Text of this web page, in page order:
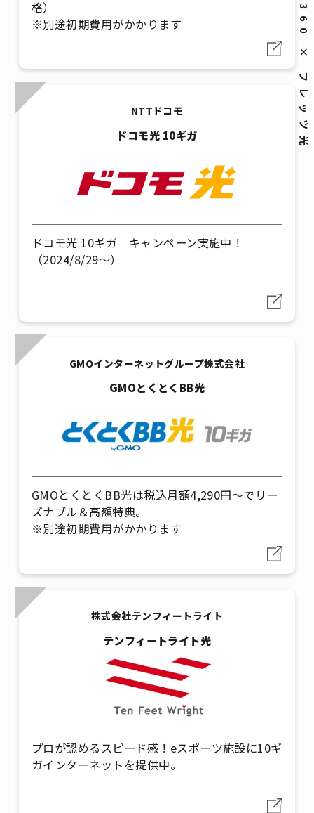
格）
※別途初期費用がかかります
NTTドコモ
ドコモ光 10ギガ
ドコモ光 10ギガ キャンペーン実施中！
（2024/8/29～）
GMOインターネットグループ株式会社
GMOとくとくBB光
GMOとくとくBB光は税込月額4,290円～でリー
ズナブル＆高額特典。
※別途初期費用がかかります
株式会社テンフィートライト
テンフィートライト光
プロが認めるスピード感！eスポーツ施設に10ギ
ガインターネットを提供中。